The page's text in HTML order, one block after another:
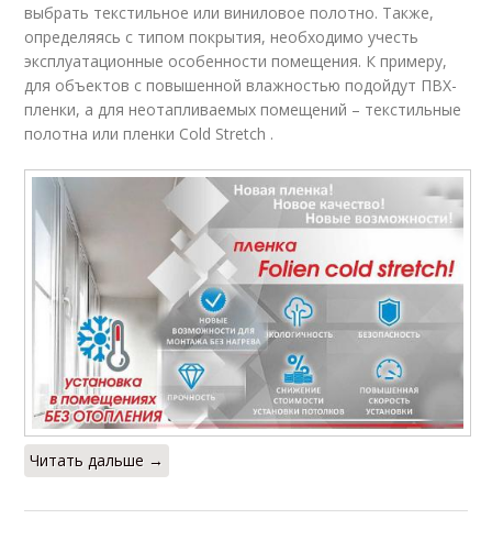
выбрать текстильное или виниловое полотно. Также,
определяясь с типом покрытия, необходимо учесть
эксплуатационные особенности помещения. К примеру,
для объектов с повышенной влажностью подойдут ПВХ-
пленки, а для неотапливаемых помещений – текстильные
полотна или пленки Cold Stretch .
Читать дальше →